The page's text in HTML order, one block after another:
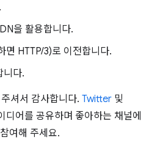
을 활용합니다.
면 HTTP/3)로 이전합니다.
니다.
셔서 감사합니다. Twitter 및
디어를 공유하며 좋아하는 채널에
여해 주세요.